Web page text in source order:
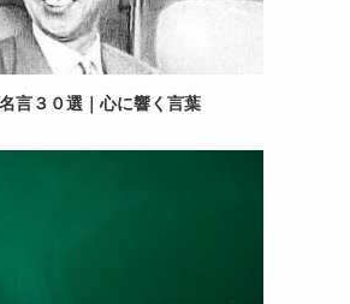
言３０選｜心に響く言葉